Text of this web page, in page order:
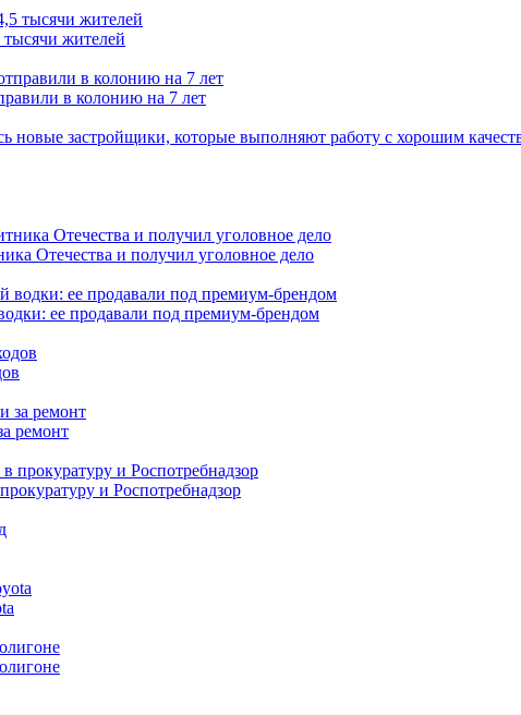
жителей
в колонию на 7 лет
застройщики, которые выполняют работу с хорошим
Отечества и получил уголовное дело
ее продавали под премиум-брендом
ремонт
и Роспотребнадзор